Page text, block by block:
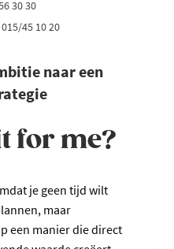
naar een
for me?
je geen tijd wilt
maar
een manier die direct
30 30
45 10 20